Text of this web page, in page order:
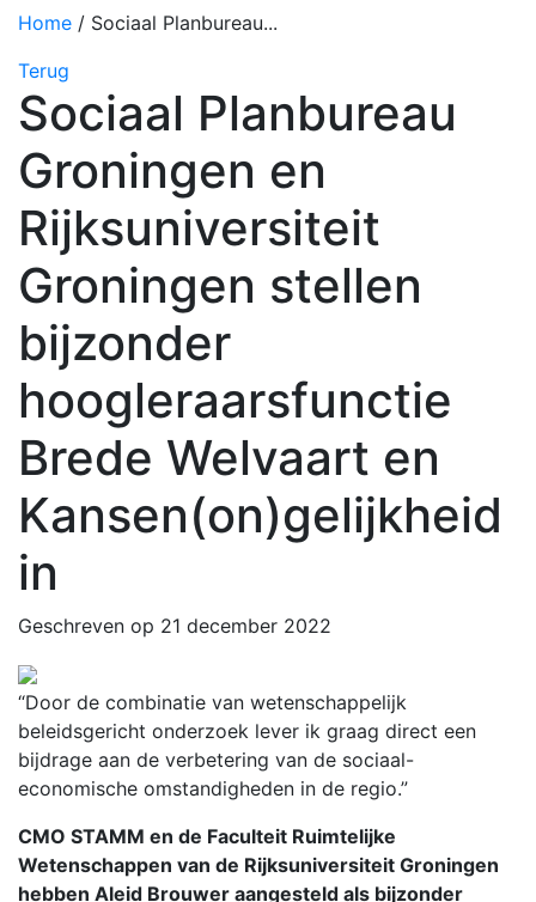
Home / Sociaal Planbureau...
Terug
Sociaal Planbureau
Groningen en
Rijksuniversiteit
Groningen stellen
bijzonder
hoogleraarsfunctie
Brede Welvaart en
Kansen(on)gelijkheid
in
Geschreven op 21 december 2022
“Door de combinatie van wetenschappelijk
beleidsgericht onderzoek lever ik graag direct een
bijdrage aan de verbetering van de sociaal-
economische omstandigheden in de regio.”
CMO STAMM en de Faculteit Ruimtelijke
Wetenschappen van de Rijksuniversiteit Groningen
hebben Aleid Brouwer aangesteld als bijzonder